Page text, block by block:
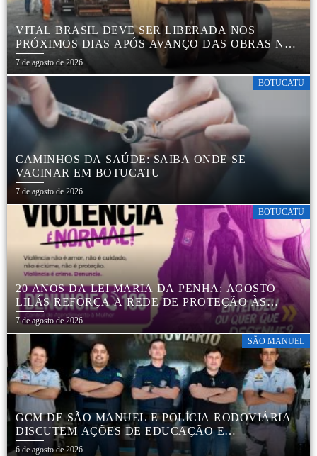
VITAL BRASIL DEVE SER LIBERADA NOS
PRÓXIMOS DIAS APÓS AVANÇO DAS OBRAS NA
REGIÃO DA RODOVIÁRIA
7 de agosto de 2026
BOTUCATU
CAMINHOS DA SAÚDE: SAIBA ONDE SE
VACINAR EM BOTUCATU
7 de agosto de 2026
BOTUCATU
20 ANOS DA LEI MARIA DA PENHA: AGOSTO
LILÁS REFORÇA A REDE DE PROTEÇÃO ÀS
MULHERES EM BOTUCATU
7 de agosto de 2026
SÃO MANUEL
GCM DE SÃO MANUEL E POLÍCIA RODOVIÁRIA
DISCUTEM AÇÕES DE EDUCAÇÃO E
SEGURANÇA NO TRÂNSITO
6 de agosto de 2026